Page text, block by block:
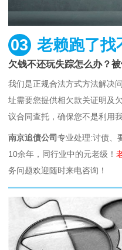
03 老赖跑了找
欠钱不还玩失踪怎么办？
我们是正规合法方式方法解决
址需要您提供相欠款关证明及
议合同查托，确保您不是利用
南京追债公司专业处理:讨债、
10余年，同行业中的元老级！
务问题欢迎随时来电咨询！